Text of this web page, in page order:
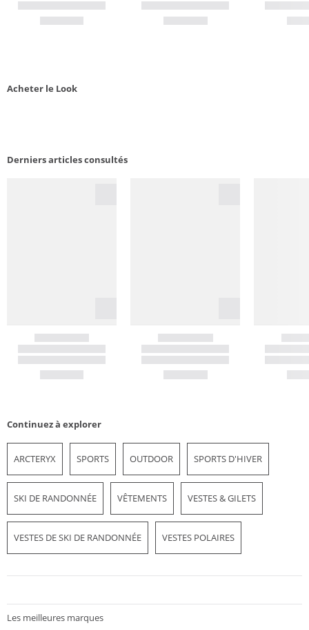
Acheter le Look
Derniers articles consultés
Continuez à explorer
ARCTERYX SPORTS OUTDOOR SPORTS D'HIVER
SKI DE RANDONNÉE VÊTEMENTS VESTES & GILETS
VESTES DE SKI DE RANDONNÉE VESTES POLAIRES
Les meilleures marques